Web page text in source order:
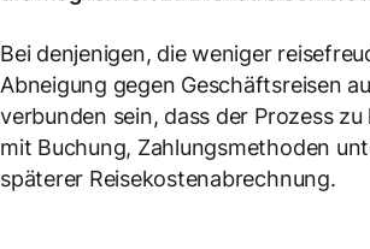
Bei denjenigen, die weniger
Abneigung gegen Geschäftsreisen
verbunden sein, dass der Prozess
mit Buchung, Zahlungsmethoden
späterer Reisekostenabrechnung.